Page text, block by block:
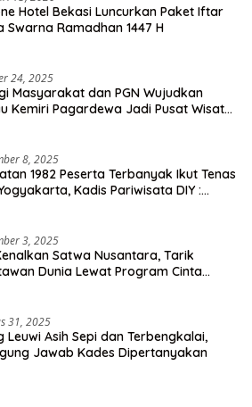
Hotel Bekasi Luncurkan Paket Iftar
Swarna Ramadhan 1447 H
24, 2025
Masyarakat dan PGN Wujudkan
Kemiri Pagardewa Jadi Pusat Wisata
8, 2025
1982 Peserta Terbanyak Ikut Tenas
Kadis Pariwisata DIY :
3, 2025
Satwa Nusantara, Tarik
Dunia Lewat Program Cinta
31, 2025
Leuwi Asih Sepi dan Terbengkalai,
Jawab Kades Dipertanyakan